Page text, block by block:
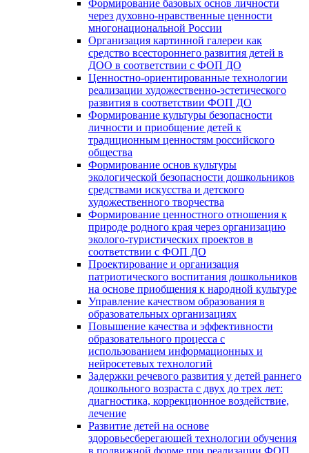
Формирование базовых основ личности
через духовно-нравственные ценности
многонациональной России
Организация картинной галереи как
средство всестороннего развития детей в
ДОО в соответствии с ФОП ДО
Ценностно-ориентированные технологии
реализации художественно-эстетического
развития в соответствии ФОП ДО
Формирование культуры безопасности
личности и приобщение детей к
традиционным ценностям российского
общества
Формирование основ культуры
экологической безопасности дошкольников
средствами искусства и детского
художественного творчества
Формирование ценностного отношения к
природе родного края через организацию
эколого-туристических проектов в
соответствии с ФОП ДО
Проектирование и организация
патриотического воспитания дошкольников
на основе приобщения к народной культуре
Управление качеством образования в
образовательных организациях
Повышение качества и эффективности
образовательного процесса с
использованием информационных и
нейросетевых технологий
Задержки речевого развития у детей раннего
дошкольного возраста с двух до трех лет:
диагностика, коррекционное воздействие,
лечение
Развитие детей на основе
здоровьесберегающей технологии обучения